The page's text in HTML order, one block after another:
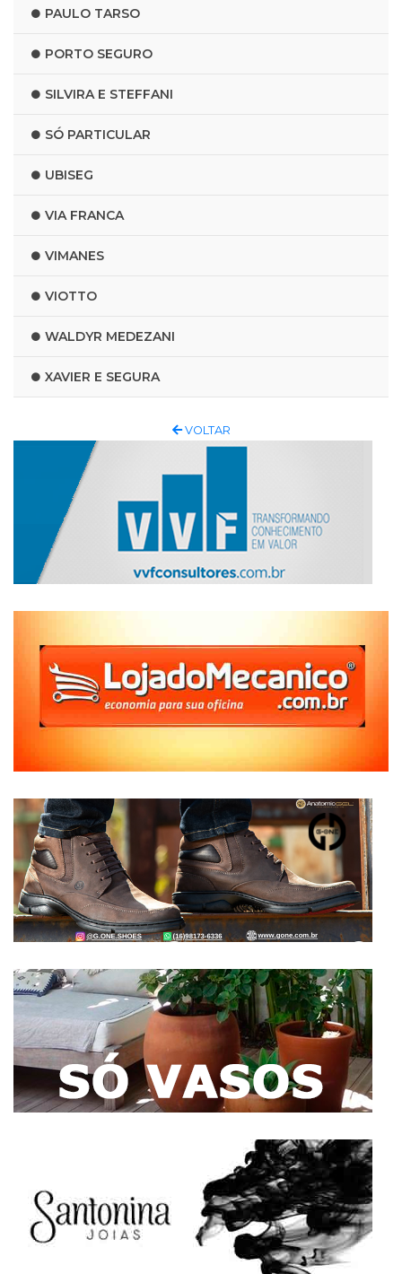
PAULO TARSO
PORTO SEGURO
SILVIRA E STEFFANI
SÓ PARTICULAR
UBISEG
VIA FRANCA
VIMANES
VIOTTO
WALDYR MEDEZANI
XAVIER E SEGURA
VOLTAR